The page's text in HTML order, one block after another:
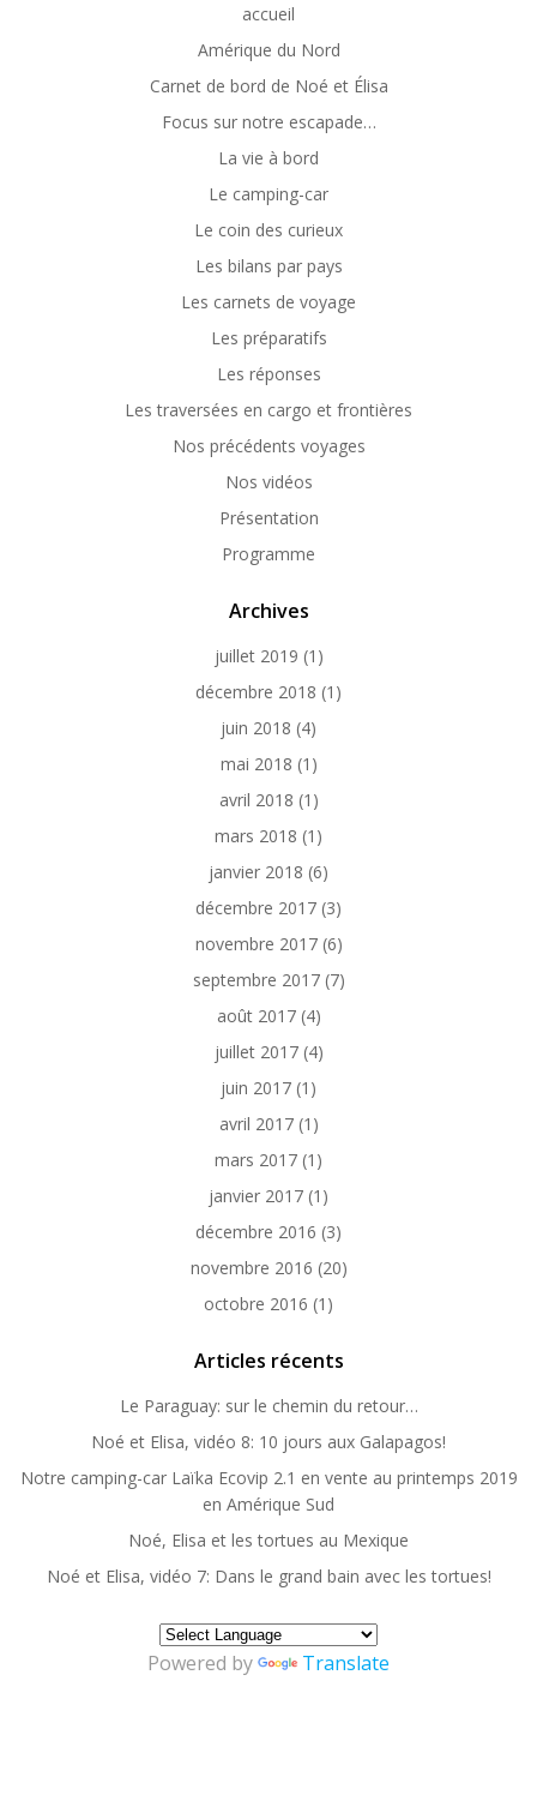
accueil
Amérique du Nord
Carnet de bord de Noé et Élisa
Focus sur notre escapade…
La vie à bord
Le camping-car
Le coin des curieux
Les bilans par pays
Les carnets de voyage
Les préparatifs
Les réponses
Les traversées en cargo et frontières
Nos précédents voyages
Nos vidéos
Présentation
Programme
Archives
juillet 2019 (1)
décembre 2018 (1)
juin 2018 (4)
mai 2018 (1)
avril 2018 (1)
mars 2018 (1)
janvier 2018 (6)
décembre 2017 (3)
novembre 2017(6)
septembre 2017(7)
août 2017(4)
juillet 2017(4)
juin 2017 (1)
avril 2017(1)
mars 2017 (1)
janvier 2017 (1)
décembre 2016 (3)
novembre 2016 (20)
octobre 2016 (1)
Articles récents
Le Paraguay: sur le chemin du retour…
Noé et Elisa, vidéo 8: 10 jours aux Galapagos!
Notre camping-car Laïka Ecovip 2.1 en vente au printemps 2019
en Amérique Sud
Noé, Elisa et les tortues au Mexique
Noé et Elisa, vidéo 7: Dans le grand bain avec les tortues!
Powered by Translate